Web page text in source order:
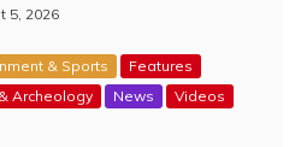
5, 2026
& Sports
Features
Archeology
News
Videos